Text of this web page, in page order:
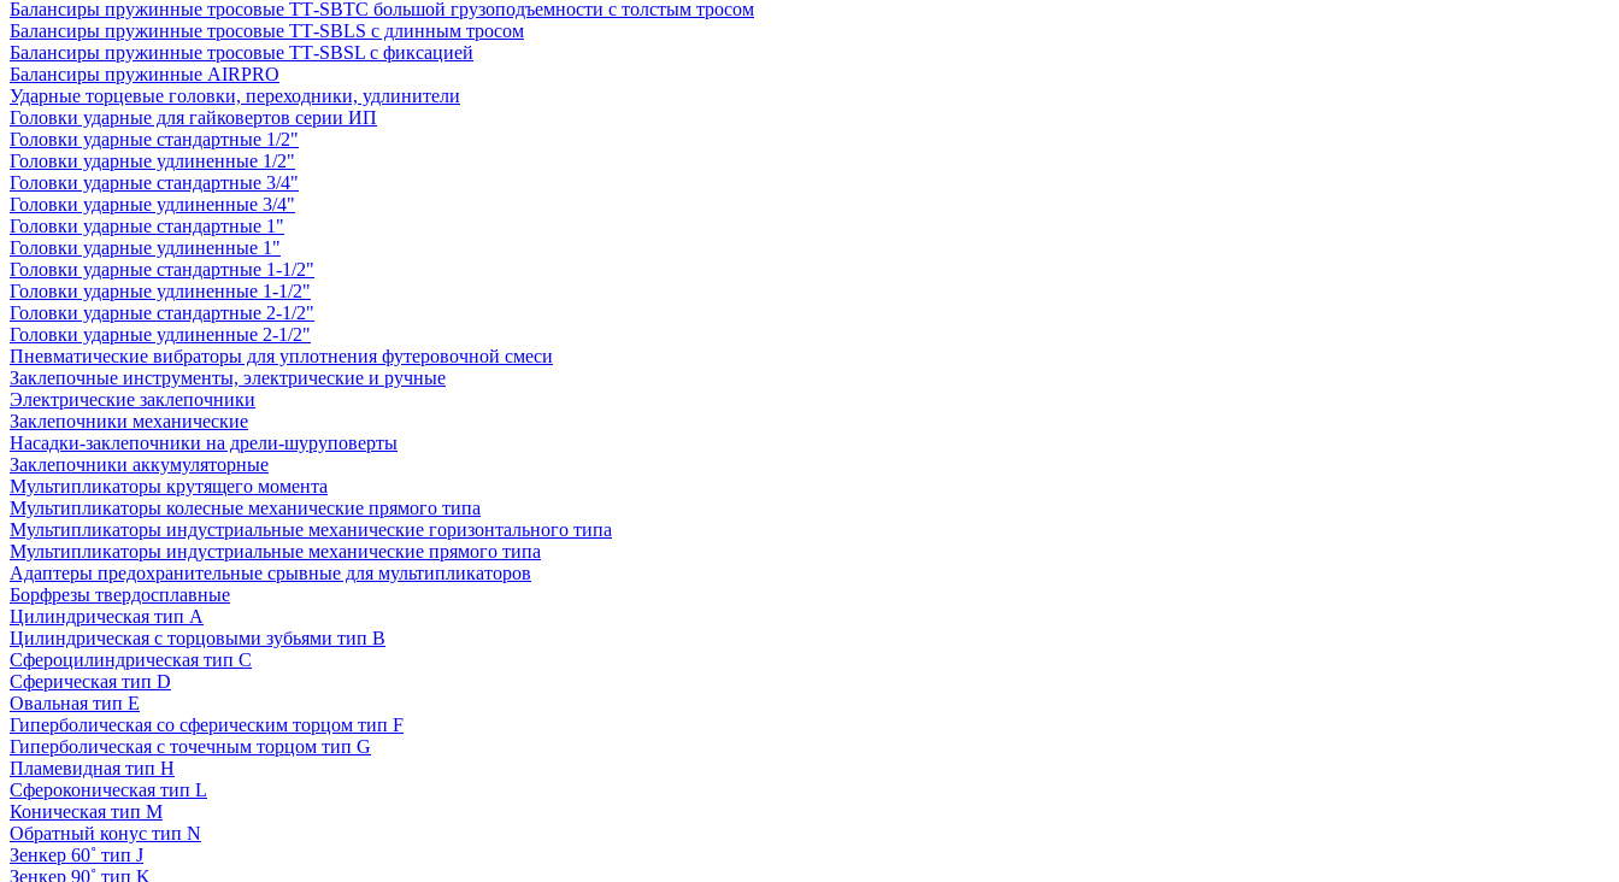
Балансиры пружинные тросовые ТТ-SBTC большой грузоподъемности с толстым тросом
Балансиры пружинные тросовые ТТ-SBLS с длинным тросом
Балансиры пружинные тросовые ТТ-SBSL с фиксацией
Балансиры пружинные AIRPRO
Ударные торцевые головки, переходники, удлинители
Головки ударные для гайковертов серии ИП
Головки ударные стандартные 1/2"
Головки ударные удлиненные 1/2"
Головки ударные стандартные 3/4"
Головки ударные удлиненные 3/4"
Головки ударные стандартные 1"
Головки ударные удлиненные 1"
Головки ударные стандартные 1-1/2"
Головки ударные удлиненные 1-1/2"
Головки ударные стандартные 2-1/2"
Головки ударные удлиненные 2-1/2"
Пневматические вибраторы для уплотнения футеровочной смеси
Заклепочные инструменты, электрические и ручные
Электрические заклепочники
Заклепочники механические
Насадки-заклепочники на дрели-шуруповерты
Заклепочники аккумуляторные
Мультипликаторы крутящего момента
Мультипликаторы колесные механические прямого типа
Мультипликаторы индустриальные механические горизонтального типа
Мультипликаторы индустриальные механические прямого типа
Адаптеры предохранительные срывные для мультипликаторов
Борфрезы твердосплавные
Цилиндрическая тип A
Цилиндрическая с торцовыми зубьями тип B
Сфероцилиндрическая тип C
Сферическая тип D
Овальная тип E
Гиперболическая со сферическим торцом тип F
Гиперболическая с точечным торцом тип G
Пламевидная тип H
Сфероконическая тип L
Коническая тип M
Обратный конус тип N
Зенкер 60˚ тип J
Зенкер 90˚ тип K